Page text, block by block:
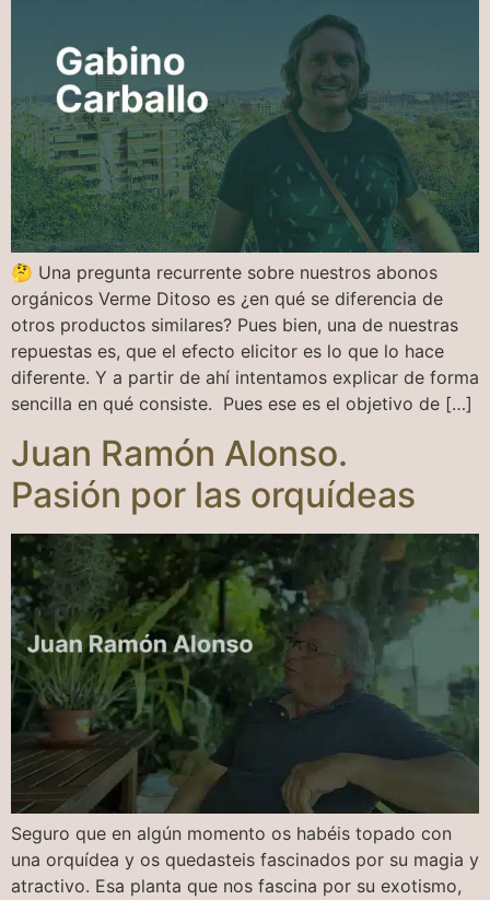
🤔 Una pregunta recurrente sobre nuestros abonos
orgánicos Verme Ditoso es ¿en qué se diferencia de
otros productos similares? Pues bien, una de nuestras
repuestas es, que el efecto elicitor es lo que lo hace
diferente. Y a partir de ahí intentamos explicar de forma
sencilla en qué consiste. Pues ese es el objetivo de […]
Juan Ramón Alonso.
Pasión por las orquídeas
Seguro que en algún momento os habéis topado con
una orquídea y os quedasteis fascinados por su magia y
atractivo. Esa planta que nos fascina por su exotismo,